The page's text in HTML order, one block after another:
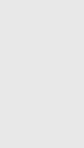
円OFF／ グ
ーミングモ
プレイ ホワイ
フルHD
グレア ゲー
レイ モニタ
壁掛け 144hz